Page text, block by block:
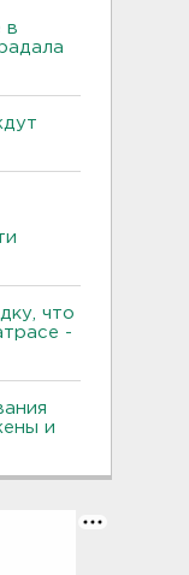
в
что
-
и